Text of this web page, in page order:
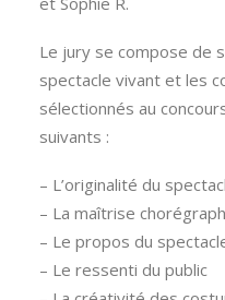
Le jury se compose de
spectacle vivant et les
sélectionnés au
suivants :
– L’originalité du
– La maîtrise
– Le propos du
– Le ressenti du public